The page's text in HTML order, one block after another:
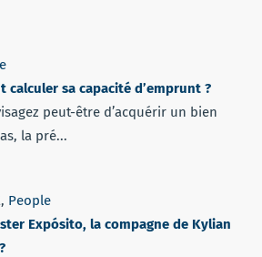
calculer sa capacité d’emprunt ?
peut-être d’acquérir un bien
la pré...
, People
Expósito, la compagne de Kylian